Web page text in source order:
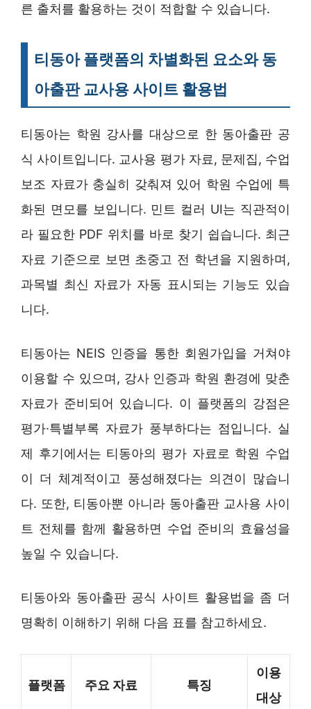
른 출처를 활용하는 것이 적합할 수 있습니다.
티동아 플랫폼의 차별화된 요소와 동
아출판 교사용 사이트 활용법
티동아는 학원 강사를 대상으로 한 동아출판 공
식 사이트입니다. 교사용 평가 자료, 문제집, 수업
보조 자료가 충실히 갖춰져 있어 학원 수업에 특
화된 면모를 보입니다. 민트 컬러 UI는 직관적이
라 필요한 PDF 위치를 바로 찾기 쉽습니다. 최근
자료 기준으로 보면 초중고 전 학년을 지원하며,
과목별 최신 자료가 자동 표시되는 기능도 있습
니다.
티동아는 NEIS 인증을 통한 회원가입을 거쳐야
이용할 수 있으며, 강사 인증과 학원 환경에 맞춘
자료가 준비되어 있습니다. 이 플랫폼의 강점은
평가·특별부록 자료가 풍부하다는 점입니다. 실
제 후기에서는 티동아의 평가 자료로 학원 수업
이 더 체계적이고 풍성해졌다는 의견이 많습니
다. 또한, 티동아뿐 아니라 동아출판 교사용 사이
트 전체를 함께 활용하면 수업 준비의 효율성을
높일 수 있습니다.
티동아와 동아출판 공식 사이트 활용법을 좀 더
명확히 이해하기 위해 다음 표를 참고하세요.
플랫폼 주요 자료 특징
이용
대상